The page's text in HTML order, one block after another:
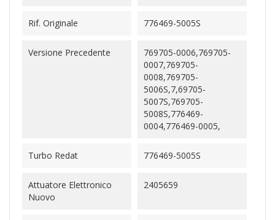
Rif. Originale 776469-5005S
Versione Precedente
769705-0006,769705-
0007,769705-
0008,769705-
5006S,7,69705-
5007S,769705-
5008S,776469-
0004,776469-0005,
Turbo Redat 776469-5005S
Attuatore Elettronico
Nuovo
2405659